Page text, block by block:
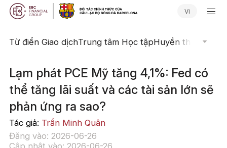
Vi
Từ điển Giao dịchTrung tâm Học tậpHuyền thoại Giao
Lạm phát PCE Mỹ tăng 4,1%: Fed có
thể tăng lãi suất và các tài sản lớn sẽ
phản ứng ra sao?
Tác giả: Trần Minh Quân
Đăng vào: 2026-06-26
Cập nhật vào: 2026-06-26